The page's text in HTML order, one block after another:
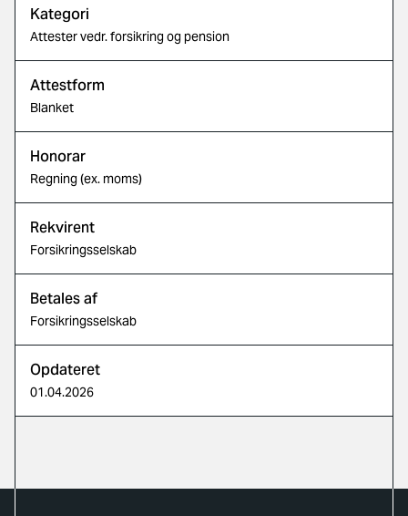
Kategori
Attester vedr. forsikring og pension
Attestform
Blanket
Honorar
Regning (ex. moms)
Rekvirent
Forsikringsselskab
Betales af
Forsikringsselskab
Opdateret
01.04.2026